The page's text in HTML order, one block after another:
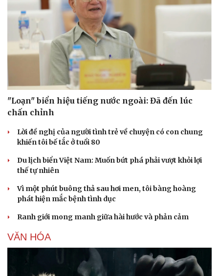
Âm nhạc
Di sản
Sao Việt
"Loạn" biển hiệu tiếng nước ngoài: Đã đến lúc
chấn chỉnh
Lời đề nghị của người tình trẻ về chuyện có con chung
khiến tôi bế tắc ở tuổi 80
Du lịch biển Việt Nam: Muốn bứt phá phải vượt khỏi lợi
thế tự nhiên
Vì một phút buông thả sau hơi men, tôi bàng hoàng
phát hiện mắc bệnh tình dục
Ranh giới mong manh giữa hài hước và phản cảm
VĂN HÓA